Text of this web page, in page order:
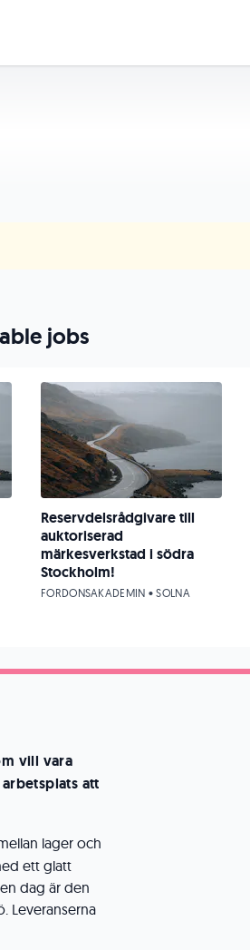
vill vara
att
lager och
ett glatt
dag är den
Leveranserna
jobs
Reservdelsrådgivare till
auktoriserad
märkesverkstad i södra
Stockholm!
FORDONSAKADEMIN • SOLNA